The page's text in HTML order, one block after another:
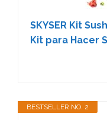
SKYSER Kit
Kit para Hacer
BESTSELLER NO. 2